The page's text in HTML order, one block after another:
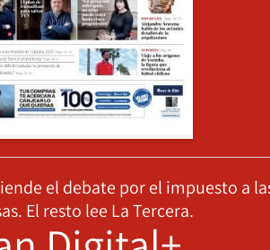
el debate por el impuesto a
El resto lee La Tercera.